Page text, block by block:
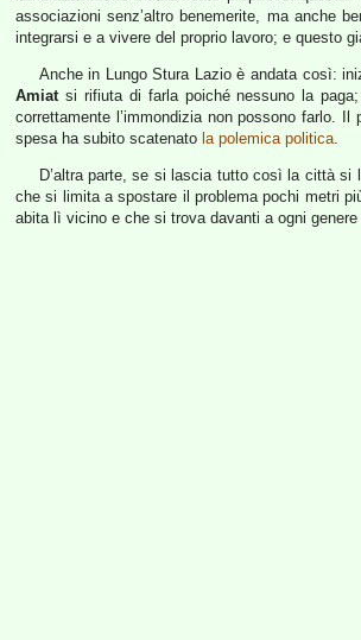
associazioni senz’altro benemerite, ma anche
integrarsi e a vivere del proprio lavoro; e questo
Anche in Lungo Stura Lazio è andata così:
Amiatsi rifiuta di farla poiché nessuno la paga;
correttamente l’immondizia non possono farlo.
spesa ha subito scatenato la polemica politica.
D’altra parte, se si lascia tutto così la città
che si limita a spostare il problema pochi metri
abita lì vicino e che si trova davanti a ogni